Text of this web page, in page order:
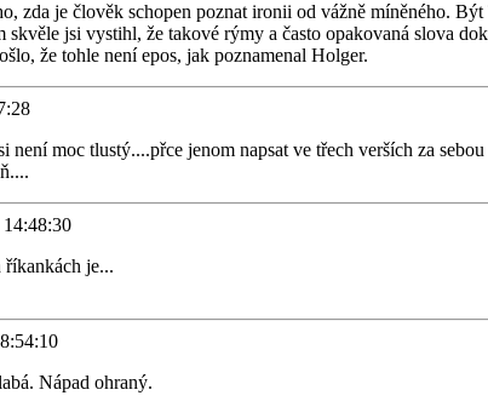
zda je člověk schopen poznat ironii od vážně míněného.
jsi vystihl, že takové rýmy a často opakovaná slova
že tohle není epos, jak poznamenal Holger.
moc tlustý....přce jenom napsat ve třech verších za
je...
Nápad ohraný.